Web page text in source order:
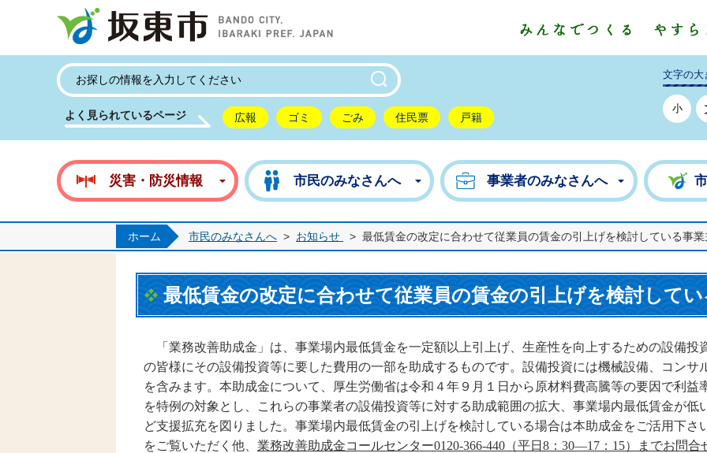
よく見られているページ 広報 ゴミ ごみ 住民票 戸籍
文字の大
小
災害・防災情報 市民のみなさんへ 事業者のみなさんへ
ホーム 市民のみなさんへ > お知らせ > 最低賃金の改定に合わせて従業員の賃金の引上げを検討している事
最低賃金の改定に合わせて従業員の賃金の引上げを検討して
「業務改善助成金」は、事業場内最低賃金を一定額以上引上げ、生産性を向上するための設備投
の皆様にその設備投資等に要した費用の一部を助成するものです。設備投資には機械設備、コンサ
を含みます。本助成金について、厚生労働省は令和４年９月１日から原材料費高騰等の要因で利益
を特例の対象とし、これらの事業者の設備投資等に対する助成範囲の拡大、事業場内最低賃金が低
ど支援拡充を図りました。事業場内最低賃金の引上げを検討している場合は本助成金をご活用下さ
をご覧いただく他、 業務改善助成金コールセンター0120-366-440 （平日 8 ： 30―17 ： 15）までお問合